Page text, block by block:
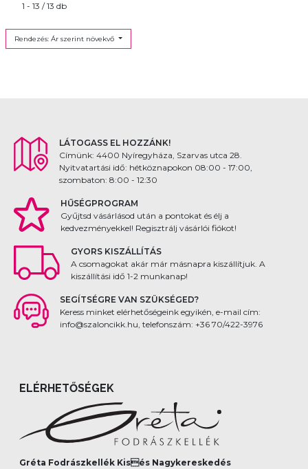
1 - 13 / 13 db
Rendezés: Ár szerint növekvő
LÁTOGASS EL HOZZÁNK!
Címünk: 4400 Nyíregyháza, Szarvas utca 28.
Nyitvatartási idő: hétköznapokon 08:00 - 17:00,
szombaton: 8:00 - 12:30
HŰSÉGPROGRAM
Gyűjtsd vásárlásod után a pontokat és élj a
kedvezményekkel! Regisztrálj vásárlói fiókot!
GYORS KISZÁLLÍTÁS
A csomagokat akár már másnapra kiszállítjuk. A
kiszállítási idő 1-2 munkanap!
SEGÍTSÉGRE VAN SZÜKSÉGED?
Keress minket elérhetőségeink egyikén, e-mail cím:
info@szaloncikk.hu, telefonszám: +36 70/422-3976
ELÉRHETŐSÉGEK
Gréta Fodrászkellék Kisés Nagykereskedés